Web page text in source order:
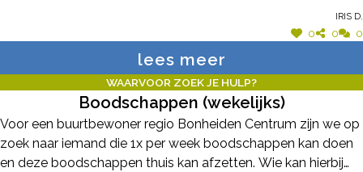
echtgenote. Sinds zijn echtgenote naar een WZC verhuisde,
vindt hij het moeilijk om spullen weg te doen en het huis
ordelijk te houden. Meneer ziet er erg tegenop om dit alleen
te doen. Kan iemand hem helpen om samen door een deel
van de spullen te gaan en te sorteren wat mag blijven en wat
Iris D.
0 0 0
lees meer
WAARVOOR ZOEK JE HULP?
Boodschappen (wekelijks)
Voor een buurtbewoner regio Bonheiden Centrum zijn we op
zoek naar iemand die 1x per week boodschappen kan doen
en deze boodschappen thuis kan afzetten. Wie kan hierbij